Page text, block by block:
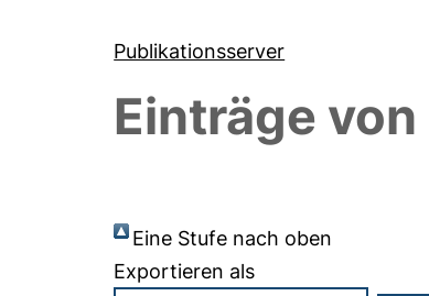
Publikationsserver
Einträge von
Eine Stufe nach oben
Exportieren als